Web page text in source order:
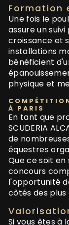
Formation
Une fois le
assure un
croissance et
installations
bénéficient
physique et
À PARIS
En tant que
SCUDERIA
de
équestres
Que ce soit
concours
l'opportunité
côtés des plus
Si vous êtes à